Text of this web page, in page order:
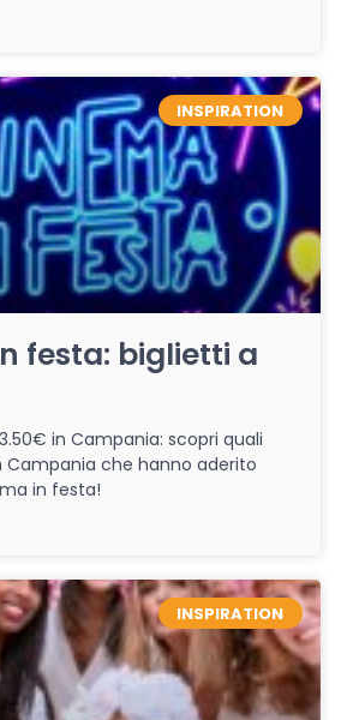
INSPIRATION
festa: biglietti a
in Campania: scopri quali
Campania che hanno aderito
in festa!
INSPIRATION